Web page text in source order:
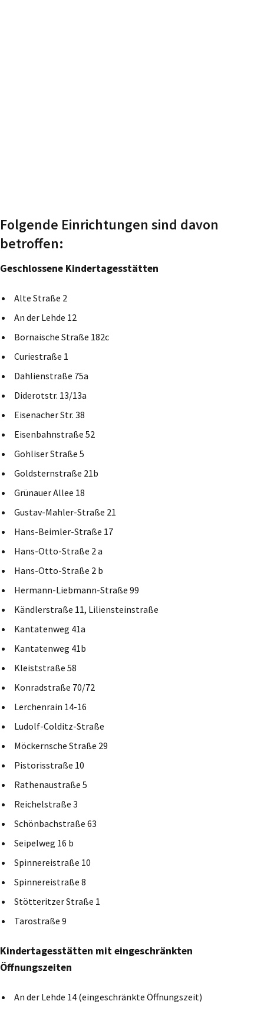
Folgende Einrichtungen sind davon
betroffen:
Geschlossene Kindertagesstätten
Alte Straße 2
An der Lehde 12
Bornaische Straße 182c
Curiestraße 1
Dahlienstraße 75a
Diderotstr. 13/13a
Eisenacher Str. 38
Eisenbahnstraße 52
Gohliser Straße 5
Goldsternstraße 21b
Grünauer Allee 18
Gustav-Mahler-Straße 21
Hans-Beimler-Straße 17
Hans-Otto-Straße 2 a
Hans-Otto-Straße 2 b
Hermann-Liebmann-Straße 99
Kändlerstraße 11, Liliensteinstraße
Kantatenweg 41a
Kantatenweg 41b
Kleiststraße 58
Konradstraße 70/72
Lerchenrain 14-16
Ludolf-Colditz-Straße
Möckernsche Straße 29
Pistorisstraße 10
Rathenaustraße 5
Reichelstraße 3
Schönbachstraße 63
Seipelweg 16 b
Spinnereistraße 10
Spinnereistraße 8
Stötteritzer Straße 1
Tarostraße 9
Kindertagesstätten mit eingeschränkten
Öffnungszeiten
An der Lehde 14 (eingeschränkte Öffnungszeit)